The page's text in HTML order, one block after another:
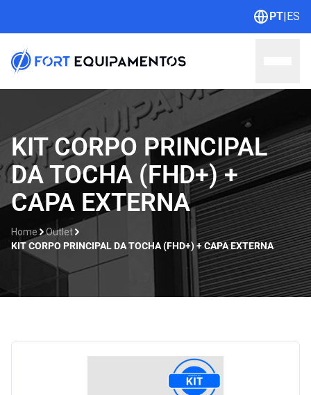
PT|ES
Home
Sobre nós
Linhas
Catálogos
KIT CORPO PRINCIPAL
DA TOCHA (FHD+) +
CAPA EXTERNA
Home
Outlet
KIT CORPO PRINCIPAL DA TOCHA (FHD+) + CAPA EXTERNA